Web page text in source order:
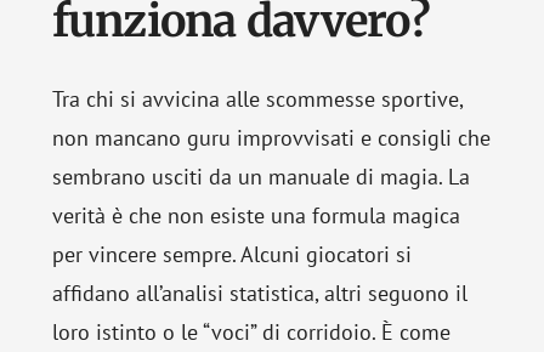
funziona davvero?
Tra chi si avvicina alle scommesse sportive,
non mancano guru improvvisati e consigli che
sembrano usciti da un manuale di magia. La
verità è che non esiste una formula magica
per vincere sempre. Alcuni giocatori si
affidano all’analisi statistica, altri seguono il
loro istinto o le “voci” di corridoio. È come